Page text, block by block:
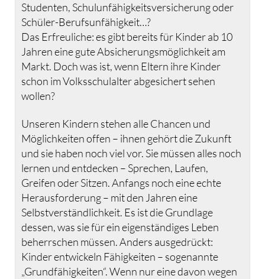
Studenten, Schulunfähigkeitsversicherung oder
Schüler-Berufsunfähigkeit…?
Das Erfreuliche: es gibt bereits für Kinder ab 10
Jahren eine gute Absicherungsmöglichkeit am
Markt. Doch was ist, wenn Eltern ihre Kinder
schon im Volksschulalter abgesichert sehen
wollen?
Unseren Kindern stehen alle Chancen und
Möglichkeiten offen – ihnen gehört die Zukunft
und sie haben noch viel vor. Sie müssen alles noch
lernen und entdecken – Sprechen, Laufen,
Greifen oder Sitzen. Anfangs noch eine echte
Herausforderung – mit den Jahren eine
Selbstverständlichkeit. Es ist die Grundlage
dessen, was sie für ein eigenständiges Leben
beherrschen müssen. Anders ausgedrückt:
Kinder entwickeln Fähigkeiten – sogenannte
„Grundfähigkeiten“. Wenn nur eine davon wegen